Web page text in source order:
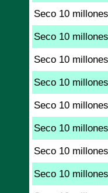
Seco 10 millones
Seco 10 millones
Seco 10 millones
Seco 10 millones
Seco 10 millones
Seco 10 millones
Seco 10 millones
Seco 10 millones